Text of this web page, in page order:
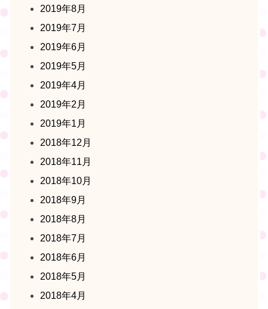
2019年8月
2019年7月
2019年6月
2019年5月
2019年4月
2019年2月
2019年1月
2018年12月
2018年11月
2018年10月
2018年9月
2018年8月
2018年7月
2018年6月
2018年5月
2018年4月